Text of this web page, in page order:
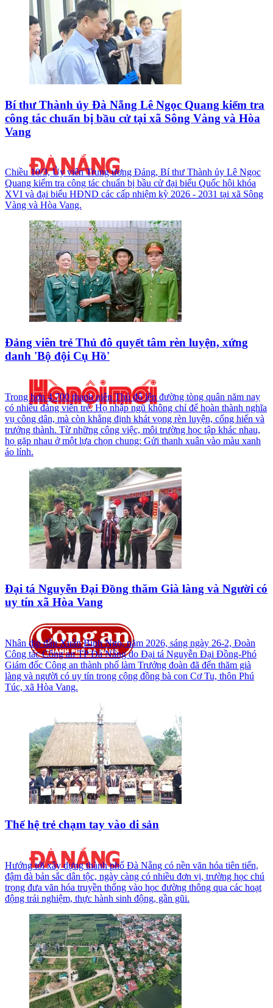
Bí thư Thành ủy Đà Nẵng Lê Ngọc Quang kiểm tra
công tác chuẩn bị bầu cử tại xã Sông Vàng và Hòa
Vang
Chiều 10/3, Ủy viên Trung ương Đảng, Bí thư Thành ủy Lê Ngọc
Quang kiểm tra công tác chuẩn bị bầu cử đại biểu Quốc hội khóa
XVI và đại biểu HĐND các cấp nhiệm kỳ 2026 - 2031 tại xã Sông
Vàng và Hòa Vang.
Đảng viên trẻ Thủ đô quyết tâm rèn luyện, xứng
danh 'Bộ đội Cụ Hồ'
Trong hơn 4.700 thanh niên Thủ đô lên đường tòng quân năm nay
có nhiều đảng viên trẻ. Họ nhập ngũ không chỉ để hoàn thành nghĩa
vụ công dân, mà còn khẳng định khát vọng rèn luyện, cống hiến và
trưởng thành. Từ những công việc, môi trường học tập khác nhau,
họ gặp nhau ở một lựa chọn chung: Gửi thanh xuân vào màu xanh
áo lính.
Đại tá Nguyễn Đại Đồng thăm Già làng và Người có
uy tín xã Hòa Vang
Nhân dịp đầu Xuân Bính Ngọ, năm 2026, sáng ngày 26-2, Đoàn
Công tác Công an TP Đà Nẵng do Đại tá Nguyễn Đại Đồng-Phó
Giám đốc Công an thành phố làm Trưởng đoàn đã đến thăm già
làng và người có uy tín trong cộng đồng bà con Cơ Tu, thôn Phú
Túc, xã Hòa Vang.
Thế hệ trẻ chạm tay vào di sản
Hướng tới xây dựng thành phố Đà Nẵng có nền văn hóa tiên tiến,
đậm đà bản sắc dân tộc, ngày càng có nhiều đơn vị, trường học chú
trọng đưa văn hóa truyền thống vào học đường thông qua các hoạt
động trải nghiệm, thực hành sinh động, gần gũi.